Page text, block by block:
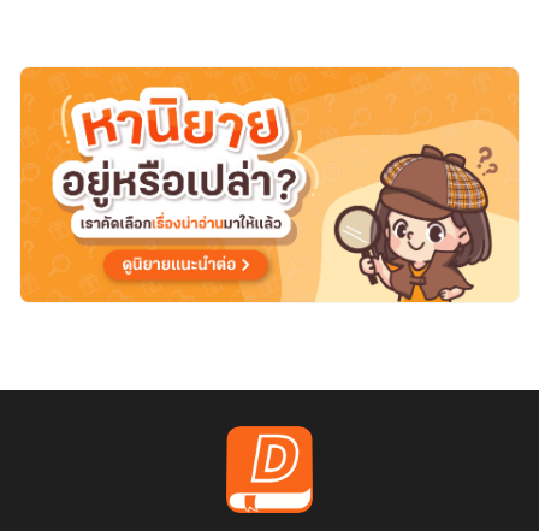
WORLD
ข้า
จะ
เป็น
ตำนาน
ใน
โลก
ใหม่